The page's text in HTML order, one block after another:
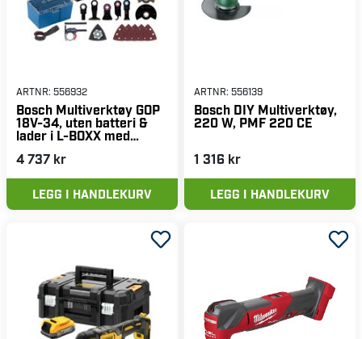
ARTNR: 556932
Bosch Multiverktøy GOP
18V-34, uten batteri &
lader i L-BOXX med
4 737 kr
LEGG I HANDLEKURV
ARTNR: 556139
Bosch DIY Multiverktøy,
220 W, PMF 220 CE
1 316 kr
LEGG I HANDLEKURV